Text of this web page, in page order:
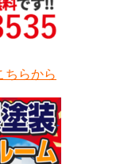
ちらから